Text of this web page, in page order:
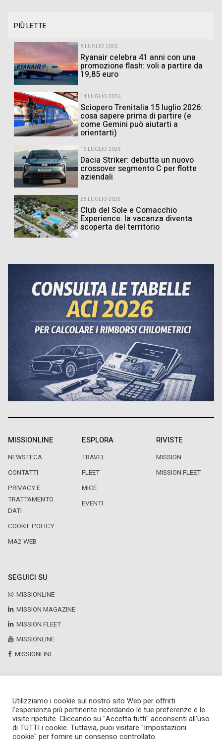
PIÙ LETTE
8 LUGLIO 2026
Ryanair celebra 41 anni con una
promozione flash: voli a partire da
19,85 euro
14 LUGLIO 2026
Sciopero Trenitalia 15 luglio 2026:
cosa sapere prima di partire (e
come Gemini può aiutarti a
orientarti)
16 LUGLIO 2026
Dacia Striker: debutta un nuovo
crossover segmento C per flotte
aziendali
28 LUGLIO 2026
Club del Sole e Comacchio
Experience: la vacanza diventa
scoperta del territorio
MISSIONLINE
NEWSTECA
CONTATTI
PRIVACY E
TRATTAMENTO
DATI
COOKIE POLICY
MA2 WEB
ESPLORA
TRAVEL
FLEET
MICE
EVENTI
RIVISTE
MISSION
MISSION FLEET
SEGUICI SU
MISSIONLINE
MISSION MAGAZINE
MISSION FLEET
MISSIONLINE
MISSIONLINE
Copyright © 2025 by Newsteca
P.Iva 13171520151
Newsteca S.r.l.
Via Larga, 6
Utilizziamo i cookie sul nostro sito Web per offrirti
l'esperienza più pertinente ricordando le tue preferenze e le
visite ripetute. Cliccando su "Accetta tutti" acconsenti all'uso
di TUTTI i cookie. Tuttavia, puoi visitare "Impostazioni
cookie" per fornire un consenso controllato.